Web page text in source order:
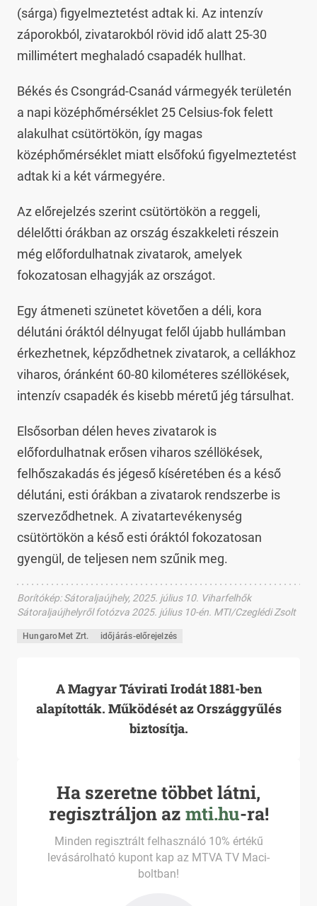
(sárga) figyelmeztetést adtak ki. Az intenzív
záporokból, zivatarokból rövid idő alatt 25-30
millimétert meghaladó csapadék hullhat.
Békés és Csongrád-Csanád vármegyék területén
a napi középhőmérséklet 25 Celsius-fok felett
alakulhat csütörtökön, így magas
középhőmérséklet miatt elsőfokú figyelmeztetést
adtak ki a két vármegyére.
Az előrejelzés szerint csütörtökön a reggeli,
délelőtti órákban az ország északkeleti részein
még előfordulhatnak zivatarok, amelyek
fokozatosan elhagyják az országot.
Egy átmeneti szünetet követően a déli, kora
délutáni óráktól délnyugat felől újabb hullámban
érkezhetnek, képződhetnek zivatarok, a cellákhoz
viharos, óránként 60-80 kilométeres széllökések,
intenzív csapadék és kisebb méretű jég társulhat.
Elsősorban délen heves zivatarok is
előfordulhatnak erősen viharos széllökések,
felhőszakadás és jégeső kíséretében és a késő
délutáni, esti órákban a zivatarok rendszerbe is
szerveződhetnek. A zivatartevékenység
csütörtökön a késő esti óráktól fokozatosan
gyengül, de teljesen nem szűnik meg.
Borítókép:Sátoraljaújhely, 2025. július 10. Viharfelhők
Sátoraljaújhelyről fotózva 2025. július 10-én. MTI/Czeglédi Zsolt
HungaroMet Zrt. időjárás-előrejelzés
A Magyar Távirati Irodát 1881-ben
alapították. Működését az Országgyűlés
biztosítja.
Ha szeretne többet látni,
regisztráljon az mti.hu-ra!
Minden regisztrált felhasználó 10% értékű
levásárolható kupont kap az MTVA TV Maci-
boltban!